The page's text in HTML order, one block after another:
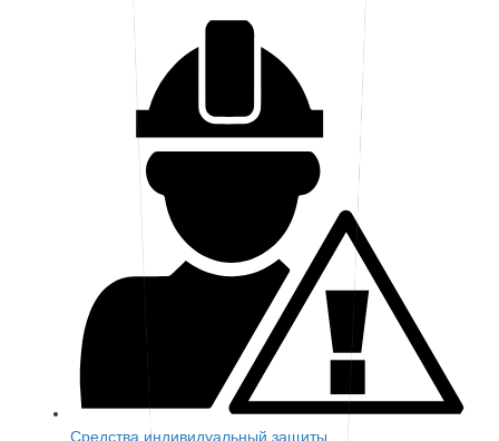
Средства индивидуальный защиты